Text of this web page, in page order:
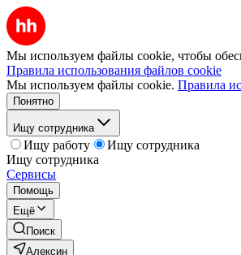
Мы используем файлы cookie, чтобы
Правила использования файлов cookie
Мы используем файлы cookie. Правила
Понятно
Ищу сотрудника
Ищу работу
Ищу сотрудника
Ищу сотрудника
Сервисы
Помощь
Ещё
Поиск
Алексин